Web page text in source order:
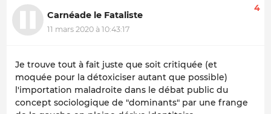
Carnéade le Fataliste
11 mars 2020 à 10:43:17
4
Je trouve tout à fait juste que soit critiquée (et
moquée pour la détoxiciser autant que possible)
l'importation maladroite dans le débat public du
concept sociologique de "dominants" par une frange